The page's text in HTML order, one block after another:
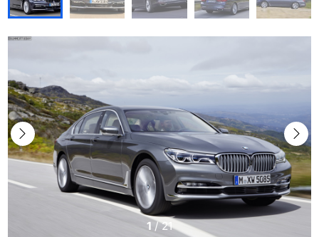
1 /21